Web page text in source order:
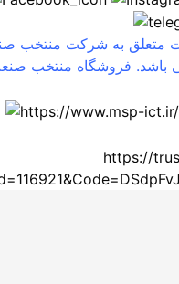
متعلق به شرکت منتخب